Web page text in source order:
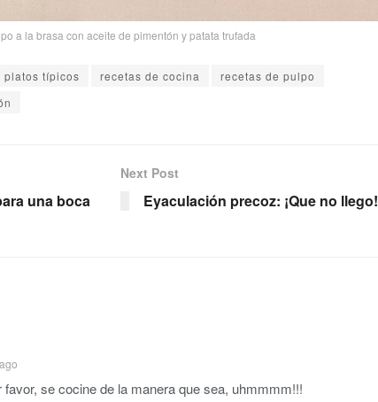
a la brasa con aceite de pimentón y patata trufada
platos típicos recetas de cocina
recetas de pulpo
una boca
Next Post
Eyaculación precoz: ¡Que no llego!
se cocine de la manera que sea, uhmmmm!!!